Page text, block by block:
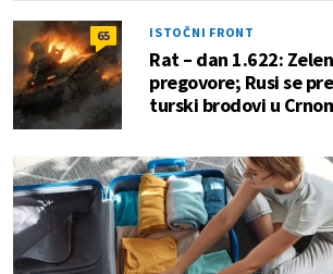
65 ISTOČNI FRONT
Rat – dan 1.622:
pregovore; Rusi se
turski brodovi u